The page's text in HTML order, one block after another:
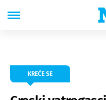
KREĆE SE